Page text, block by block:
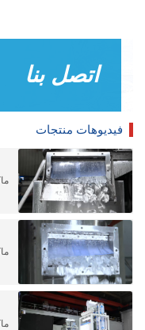
اتصل بنا
فيديوهات منتجات